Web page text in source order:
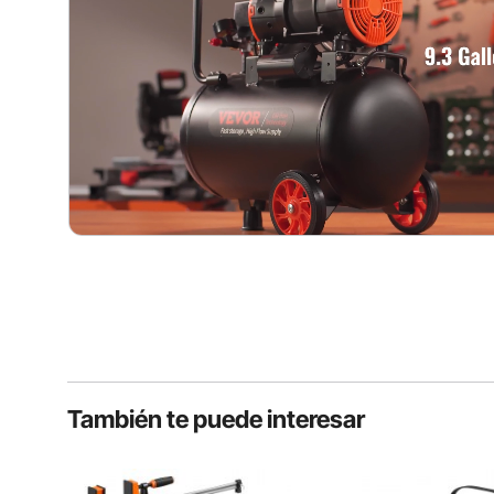
También te puede interesar